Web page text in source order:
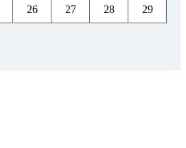
26 27 28 29